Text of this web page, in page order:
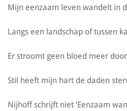
Mijn eenzaam leven wandelt in
Langs een landschap of tussen
Er stroomt geen bloed meer
Stil heeft mijn hart de daden
Nijhoff schrijft niet ‘Eenzaam